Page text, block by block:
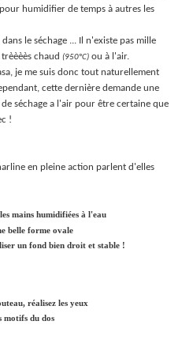
humidifier de temps à autres les
le séchage ... Il n'existe pas mille
chaud (950°C) ou à l'air.
je me suis donc tout naturellement
cette dernière demande une
séchage a l'air pour être certaine que
!
en pleine action parlent d'elles
mains humidifiées à l'eau
belle forme ovale
un fond bien droit et stable !
réalisez les yeux
motifs du dos